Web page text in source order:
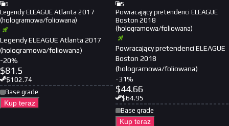
6
Legendy ELEAGUE Atlanta 2017
(hologramowa/foliowana)
Legendy ELEAGUE Atlanta 2017
(hologramowa/foliowana)
-20%
$81.5
$102.74
Base grade
Kup teraz
5
Powracający pretendenci ELEAGUE
Boston 2018
(hologramowa/foliowana)
Powracający pretendenci ELEAGUE
Boston 2018
(hologramowa/foliowana)
-31%
$44.66
$64.95
Base grade
Kup teraz